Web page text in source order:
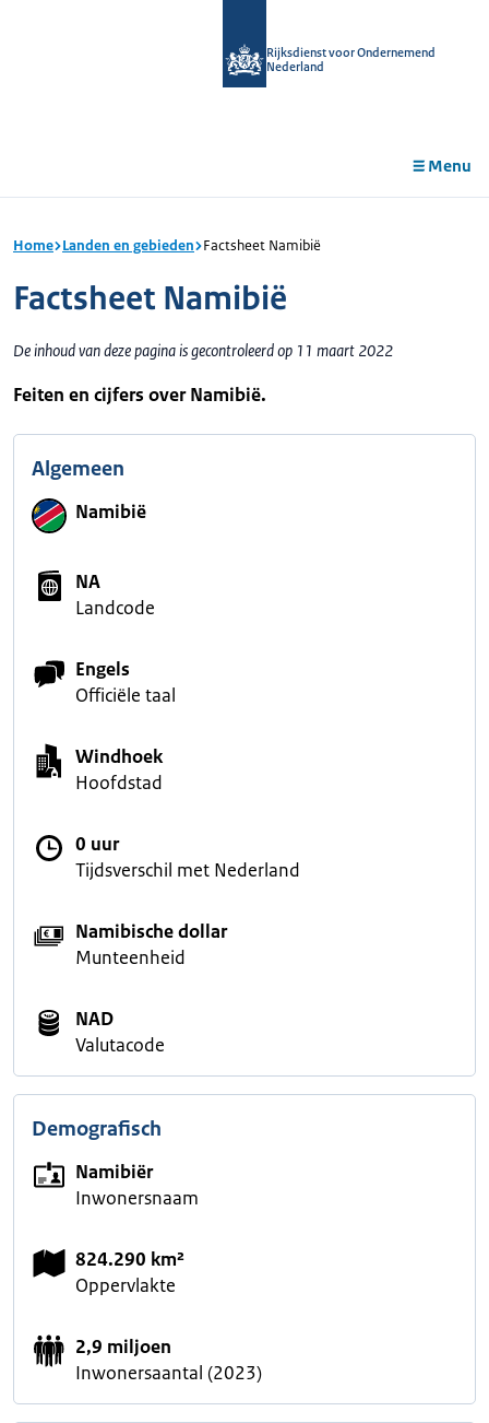
Rijksdienst voor Ondernemend
Nederland
Menu
Home Landen en gebieden Factsheet Namibië
Factsheet Namibië
De inhoud van deze pagina is gecontroleerd op 11 maart 2022
Feiten en cijfers over Namibië.
Algemeen
Namibië
NA
Landcode
Engels
Officiële taal
Windhoek
Hoofdstad
0 uur
Tijdsverschil met Nederland
Namibische dollar
Munteenheid
NAD
Valutacode
Demografisch
Namibiër
Inwonersnaam
824.290 km²
Oppervlakte
2,9 miljoen
Inwonersaantal (2023)